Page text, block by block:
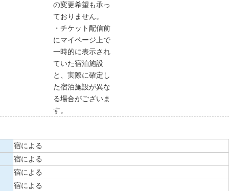
の変更希望も承っ
ておりません。
・チケット配信前
にマイページ上で
一時的に表示され
ていた宿泊施設
と、実際に確定し
た宿泊施設が異な
る場合がございま
す。
宿による
宿による
宿による
宿による